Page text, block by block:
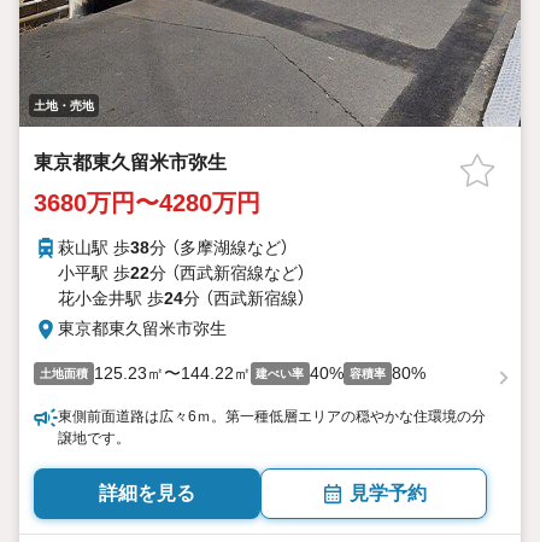
土地・売地
東京都東久留米市弥生
3680万円〜4280万円
萩山駅 歩38分 （多摩湖線など）
小平駅 歩22分 （西武新宿線など）
花小金井駅 歩24分 （西武新宿線）
東京都東久留米市弥生
土地面積 125.23㎡〜144.22㎡ 建ぺい率 40% 容積率 80%
東側前面道路は広々6ｍ。第一種低層エリアの穏やかな住環境の分
譲地です。
詳細を見る 見学予約